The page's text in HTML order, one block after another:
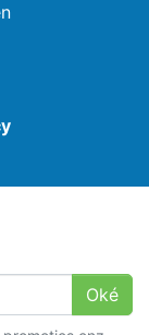
Oké